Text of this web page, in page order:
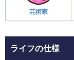
芸術家
ライフの仕様